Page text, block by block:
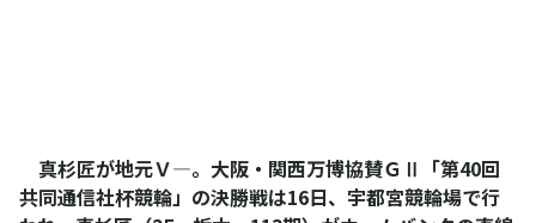
真杉匠が地元Ｖ―。大阪・関西万博協賛ＧⅡ「第40回
共同通信社杯競輪」の決勝戦は16日、宇都宮競輪場で行